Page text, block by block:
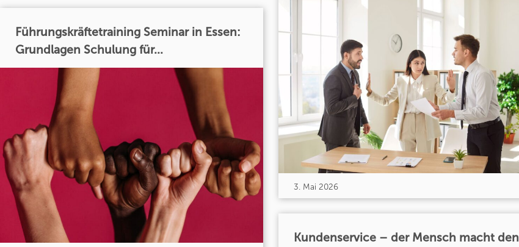
Führungskräftetraining Seminar in Essen:
Grundlagen Schulung für...
3. Mai 2026
Kundenservice – der Mensch macht den